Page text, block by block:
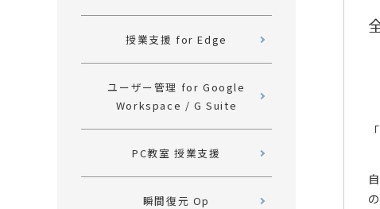
授業支援 for Edge
ユーザー管理 for Google
Workspace / G Suite
PC教室 授業支援
瞬間復元 Op